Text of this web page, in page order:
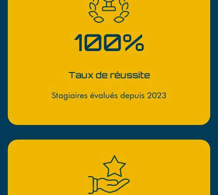
100%
Taux de réussite
Stagiaires évalués depuis 2023